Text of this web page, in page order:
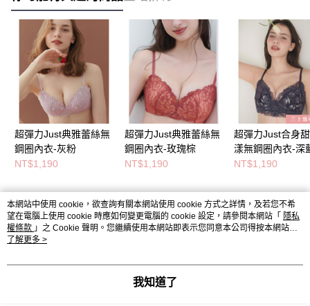
超彈力Just典雅蕾絲無
鋼圈內衣-灰粉
NT$1,190
超彈力Just典雅蕾絲無
鋼圈內衣-玫瑰棕
NT$1,190
超彈力Just合身
漾無鋼圈內衣-深
NT$1,190
熱門標籤
本網站中使用 cookie，欲查詢有關本網站使用 cookie 方式之詳情，及若您不希
望在電腦上使用 cookie 時應如何變更電腦的 cookie 設定，請參閱本網站「 隱私
權條款 」之 Cookie 聲明。您繼續使用本網站即表示您同意本公司得按本網站使
用條款之 Cookie 聲明使用 cookie。
了解更多 >
我知道了